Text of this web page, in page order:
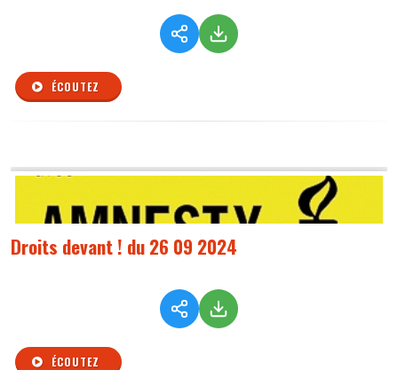
ÉCOUTEZ
Droits devant ! du 26 09 2024
ÉCOUTEZ